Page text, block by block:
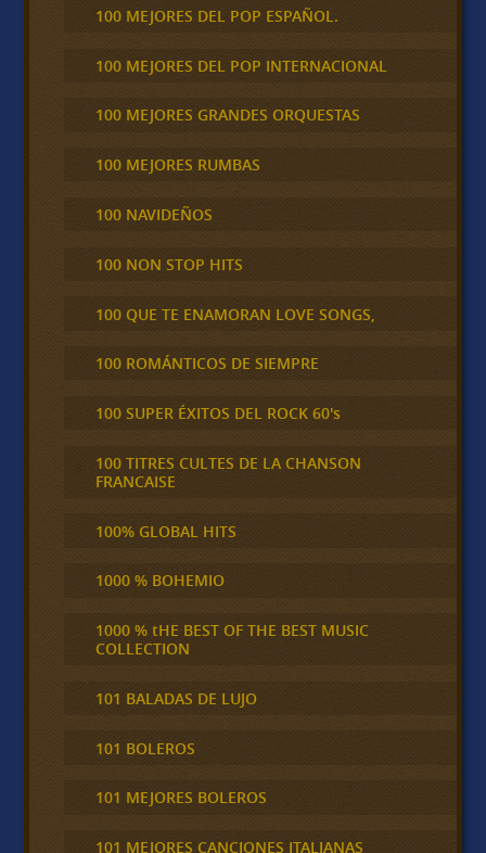
100 MEJORES DEL POP ESPAÑOL.
100 MEJORES DEL POP INTERNACIONAL
100 MEJORES GRANDES ORQUESTAS
100 MEJORES RUMBAS
100 NAVIDEÑOS
100 NON STOP HITS
100 QUE TE ENAMORAN LOVE SONGS,
100 ROMÁNTICOS DE SIEMPRE
100 SUPER ÉXITOS DEL ROCK 60's
100 TITRES CULTES DE LA CHANSON
FRANCAISE
100% GLOBAL HITS
1000 % BOHEMIO
1000 % tHE BEST OF THE BEST MUSIC
COLLECTION
101 BALADAS DE LUJO
101 BOLEROS
101 MEJORES BOLEROS
101 MEJORES CANCIONES ITALIANAS